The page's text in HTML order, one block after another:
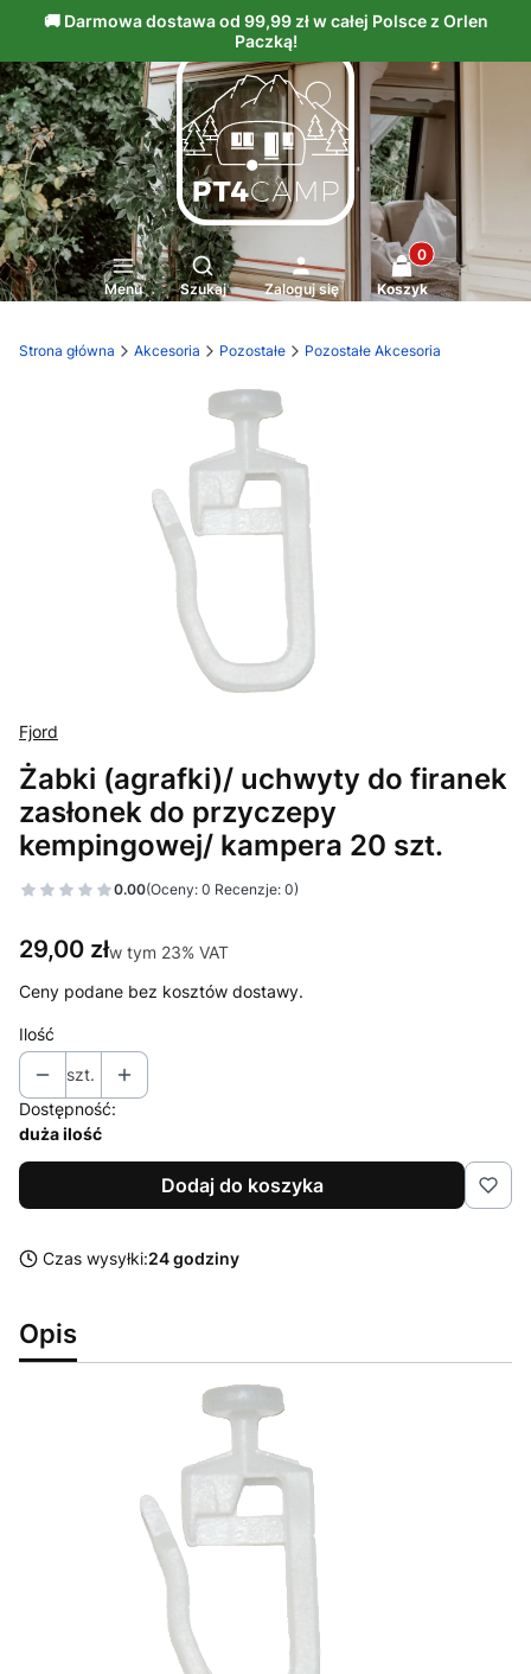
Menu
Otwórz wyszukiwarkę
Szukaj Zaloguj się
Produkty w
Koszyk
Strona główna Akcesoria Pozostałe Pozostałe Akcesoria
Fjord
Żabki (agrafki)/ uchwyty do firanek
zasłonek do przyczepy
kempingowej/ kampera 20 szt.
0.00(Oceny: 0 Recenzje: 0)
Cena
29,00 złw tym 23% VAT
w tym 23% VAT
Ceny podane bez kosztów dostawy.
Ilość
szt.
Dostępność:
duża ilość
Dodaj do koszyka
Czas wysyłki:24 godziny
Opis